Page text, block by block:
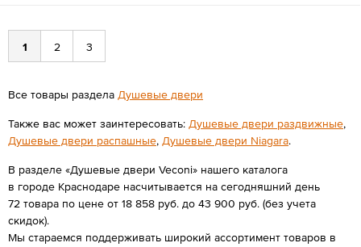
1 2 3
Все товары раздела Душевые двери
Также вас может заинтересовать: Душевые двери раздвижные,
Душевые двери распашные, Душевые двери Niagara.
В разделе «Душевые двери Veconi» нашего каталога
в городе Краснодаре насчитывается на сегодняшний день
72 товара по цене от 18 858 руб. до 43 900 руб. (без учета
скидок).
Мы стараемся поддерживать широкий ассортимент товаров в